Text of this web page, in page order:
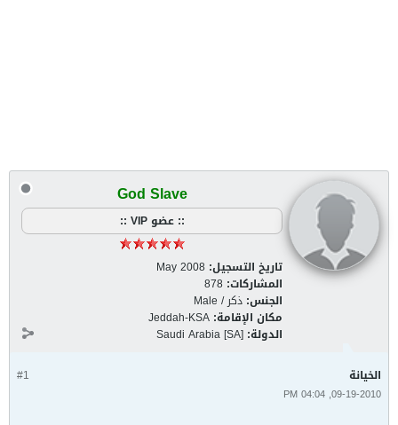
God Slave
:: عضو VIP ::
تاريخ التسجيل: May 2008
المشاركات: 878
الجنس: ذكر / Male
مكان الإقامة: Jeddah-KSA
الدولة: Saudi Arabia [SA]
#1 الخيانة
09-19-2010, 04:04 PM